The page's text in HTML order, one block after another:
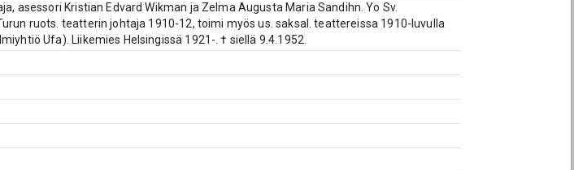
asessori Kristian Edvard Wikman ja Zelma Augusta Maria Sandihn. Yo Sv.
ruots. teatterin johtaja 1910-12, toimi myös us. saksal. teattereissa 1910-luvulla
Ufa). Liikemies Helsingissä 1921-. † siellä 9.4.1952.